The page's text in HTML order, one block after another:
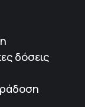
δόσεις